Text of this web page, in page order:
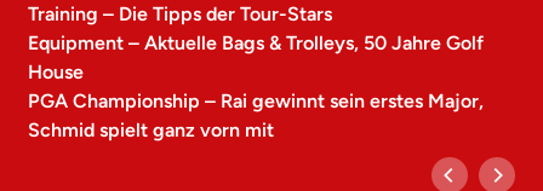
Training – Die Tipps der Tour-Stars
Equipment – Aktuelle Bags & Trolleys, 50 Jahre Golf
House
PGA Championship – Rai gewinnt sein erstes Major,
Schmid spielt ganz vorn mit